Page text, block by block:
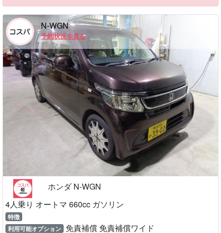
N-WGN
予約状況を見る
ホンダ N-WGN
4人乗り オートマ 660cc ガソリン
特徴
利用可能オプション 免責補償 免責補償ワイド